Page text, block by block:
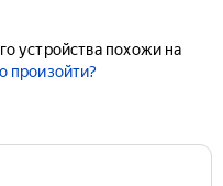
устройства похожи на
произойти?